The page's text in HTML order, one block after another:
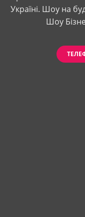
Україні. Шоу на
Шоу